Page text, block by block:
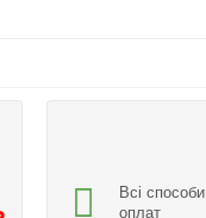
Всі способи
оплат